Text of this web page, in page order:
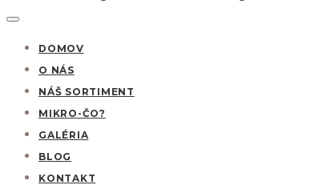
Toggle
DOMOV
O NÁS
NÁŠ SORTIMENT
MIKRO-ČO?
GALÉRIA
BLOG
KONTAKT